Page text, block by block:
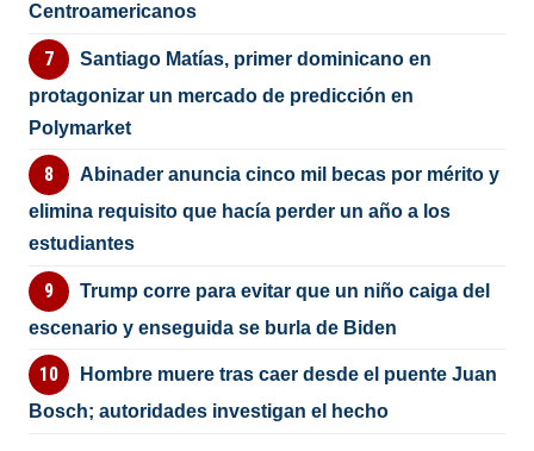
Centroamericanos
Santiago Matías, primer dominicano en
protagonizar un mercado de predicción en
Polymarket
Abinader anuncia cinco mil becas por mérito y
elimina requisito que hacía perder un año a los
estudiantes
Trump corre para evitar que un niño caiga del
escenario y enseguida se burla de Biden
Hombre muere tras caer desde el puente Juan
Bosch; autoridades investigan el hecho